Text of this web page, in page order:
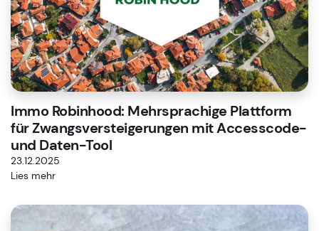
Immo Robinhood: Mehrsprachige Plattform
für Zwangsversteigerungen mit Accesscode-
und Daten-Tool
23.12.2025
Lies mehr